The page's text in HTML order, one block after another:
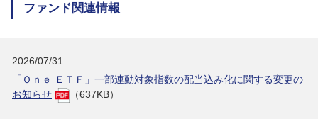
ファンド関連情報
2026/07/31
「Ｏｎｅ ＥＴＦ」一部連動対象指数の配当込み化に関する変更の
お知らせ
（637KB）